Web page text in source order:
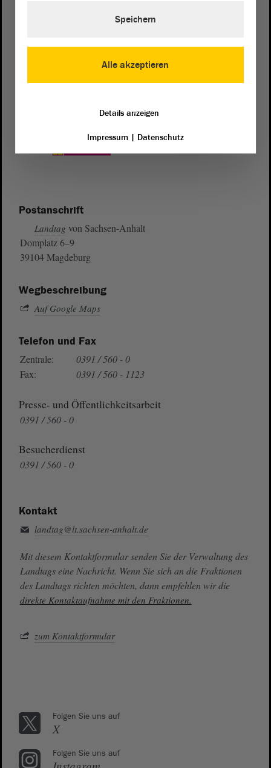
Postanschrift
Landtag von Sachsen-Anhalt
Domplatz 6–9
39104 Magdeburg
Wegbeschreibung
Auf Google Maps
Telefon und Fax
Zentrale:
0391 / 560 - 0
Fax:
0391 / 560 - 1123
Presse- und Öffentlichkeitsarbeit
0391 / 560 - 0
Besucherdienst
0391 / 560 - 0
Kontakt
landtag@lt.sachsen-anhalt.de
Mit diesem Kontaktformular senden Sie der Verwaltung des
Landtags eine Nachricht. Wenn Sie sich an die Fraktionen
des Landtags richten möchten, dann empfehlen wir die
direkte Kontaktaufnahme mit den Fraktionen.
zum Kontaktformular
Folgen Sie uns auf
X
Folgen Sie uns auf
Alle akzeptieren
Speichern
Details anzeigen
Impressum| Datenschutz